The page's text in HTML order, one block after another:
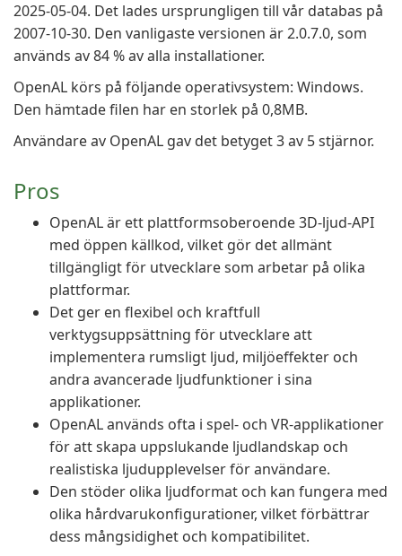
2025-05-04. Det lades ursprungligen till vår databas på
2007-10-30. Den vanligaste versionen är 2.0.7.0, som
används av 84 % av alla installationer.
OpenAL körs på följande operativsystem: Windows.
Den hämtade filen har en storlek på 0,8MB.
Användare av OpenAL gav det betyget 3 av 5 stjärnor.
Pros
OpenAL är ett plattformsoberoende 3D-ljud-API
med öppen källkod, vilket gör det allmänt
tillgängligt för utvecklare som arbetar på olika
plattformar.
Det ger en flexibel och kraftfull
verktygsuppsättning för utvecklare att
implementera rumsligt ljud, miljöeffekter och
andra avancerade ljudfunktioner i sina
applikationer.
OpenAL används ofta i spel- och VR-applikationer
för att skapa uppslukande ljudlandskap och
realistiska ljudupplevelser för användare.
Den stöder olika ljudformat och kan fungera med
olika hårdvarukonfigurationer, vilket förbättrar
dess mångsidighet och kompatibilitet.